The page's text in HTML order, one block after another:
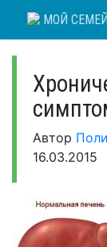
МОЙ
Автор
16.03.2015